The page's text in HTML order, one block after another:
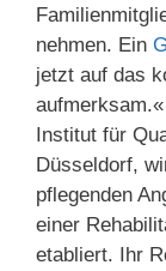
nehmen. Ein
jetzt auf das
Institut für
Düsseldorf,
pflegenden
einer
etabliert. Ihr